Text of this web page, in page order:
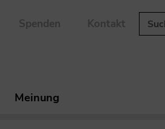
Spenden Kontakt
Meinung